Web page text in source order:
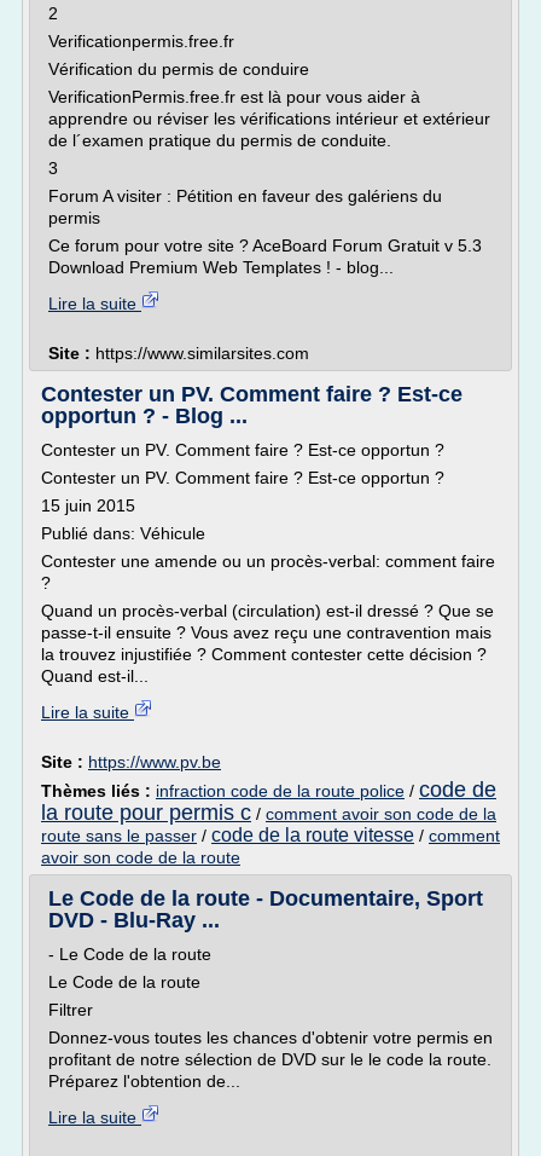
2
Verificationpermis.free.fr
Vérification du permis de conduire
VerificationPermis.free.fr est là pour vous aider à
apprendre ou réviser les vérifications intérieur et extérieur
de l´examen pratique du permis de conduite.
3
Forum A visiter : Pétition en faveur des galériens du
permis
Ce forum pour votre site ? AceBoard Forum Gratuit v 5.3
Download Premium Web Templates ! - blog...
Lire la suite
Site : https://www.similarsites.com
Contester un PV. Comment faire ? Est-ce
opportun ? - Blog ...
Contester un PV. Comment faire ? Est-ce opportun ?
Contester un PV. Comment faire ? Est-ce opportun ?
15 juin 2015
Publié dans: Véhicule
Contester une amende ou un procès-verbal: comment faire
?
Quand un procès-verbal (circulation) est-il dressé ? Que se
passe-t-il ensuite ? Vous avez reçu une contravention mais
la trouvez injustifiée ? Comment contester cette décision ?
Quand est-il...
Lire la suite
Site : https://www.pv.be
Thèmes liés : infraction code de la route police / code de
la route pour permis c / comment avoir son code de la
route sans le passer / code de la route vitesse / comment
avoir son code de la route
Le Code de la route - Documentaire, Sport
DVD - Blu-Ray ...
- Le Code de la route
Le Code de la route
Filtrer
Donnez-vous toutes les chances d'obtenir votre permis en
profitant de notre sélection de DVD sur le le code la route.
Préparez l'obtention de...
Lire la suite